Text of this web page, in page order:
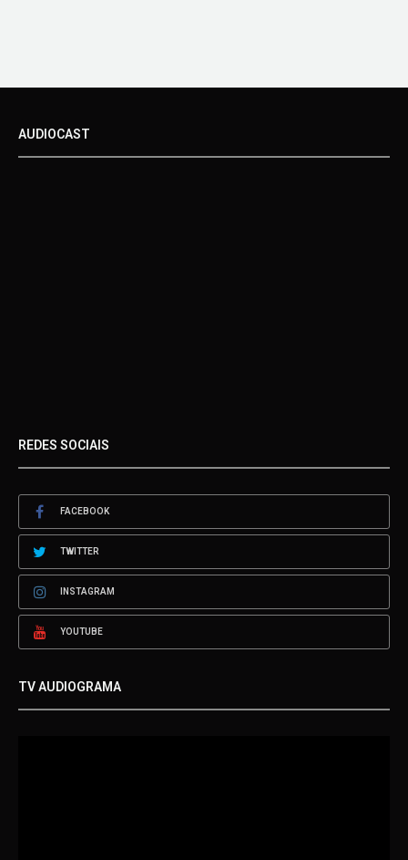
AUDIOCAST
REDES SOCIAIS
FACEBOOK
TWITTER
INSTAGRAM
YOUTUBE
TV AUDIOGRAMA